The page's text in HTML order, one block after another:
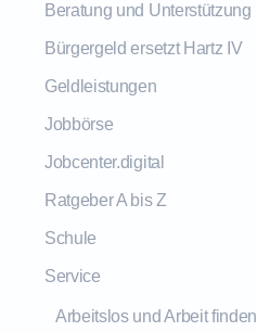
Beratung und Unterstützung
Bürgergeld ersetzt Hartz IV
Geldleistungen
Jobbörse
Jobcenter.digital
Ratgeber A bis Z
Schule
Service
Arbeitslos und Arbeit finden